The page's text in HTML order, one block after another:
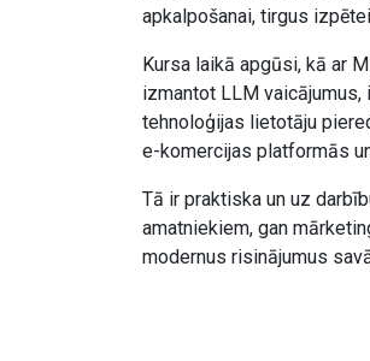
apkalpošanai, tirgus
Kursa laikā apgūsi, kā ar
izmantot LLM
tehnoloģijas lietotāju
e-komercijas platformās
Tā ir praktiska un uz
amatniekiem, gan
modernus risinājumus